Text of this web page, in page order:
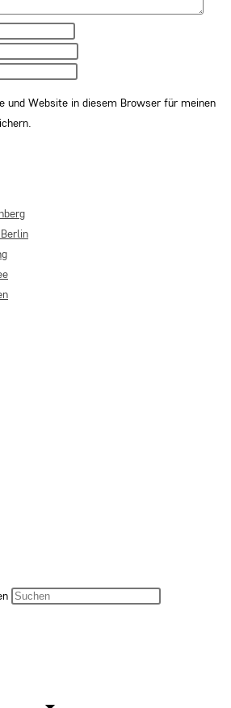
und Website in diesem Browser für meinen